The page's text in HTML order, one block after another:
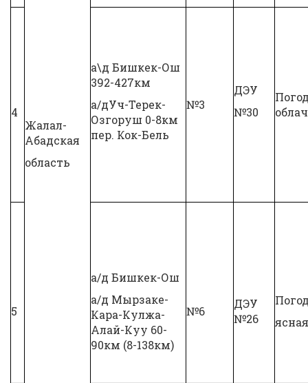
Жалал-
Абадская
область
4
а\д Бишкек-Ош
392-427км
а/дУч-Терек-
Озгоруш 0-8км
пер. Кок-Бель
№3
ДЭУ
№30
5
а/д Бишкек-Ош
а/д Мырзаке-
Кара-Кулжа-
Алай-Куу 60-
90км (8-138км)
№6
ДЭУ
№26
ясная